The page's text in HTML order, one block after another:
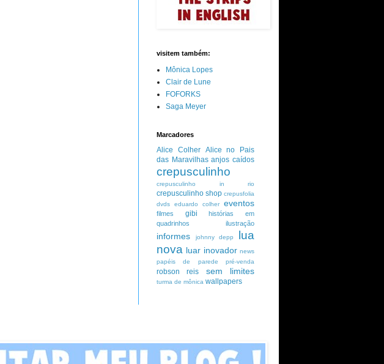
visitem também:
Mônica Lopes
Clair de Lune
FOFORKS
Saga Meyer
Marcadores
Alice Colher Alice no Pais
das Maravilhas anjos caídos
crepusculinho
crepusculinho in rio
crepusculinho shop crepusfolia
dvds
eduardo colher eventos
filmes gibi
histórias em
quadrinhos
ilustração
informes johnny depp
lua
nova luar inovador news
papéis de parede
pré-venda
robson reis sem limites
turma de mônica wallpapers